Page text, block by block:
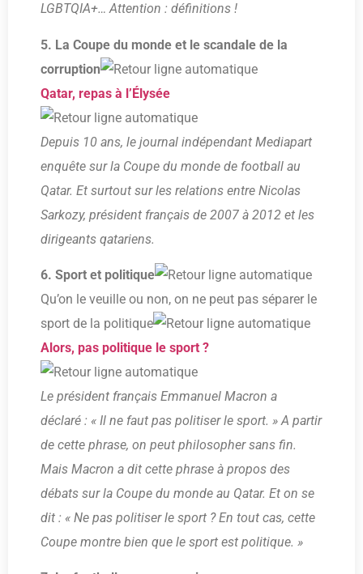
LGBTQIA+… Attention : définitions !
5. La Coupe du monde et le scandale de la
corruption
Qatar, repas à l’Élysée
Depuis 10 ans, le journal indépendant Mediapart
enquête sur la Coupe du monde de football au
Qatar. Et surtout sur les relations entre Nicolas
Sarkozy, président français de 2007 à 2012 et les
dirigeants qatariens.
6. Sport et politique
Qu’on le veuille ou non, on ne peut pas séparer le
sport de la politique
Alors, pas politique le sport ?
Le président français Emmanuel Macron a
déclaré : « Il ne faut pas politiser le sport. » A partir
de cette phrase, on peut philosopher sans fin.
Mais Macron a dit cette phrase à propos des
débats sur la Coupe du monde au Qatar. Et on se
dit : « Ne pas politiser le sport ? En tout cas, cette
Coupe montre bien que le sport est politique. »